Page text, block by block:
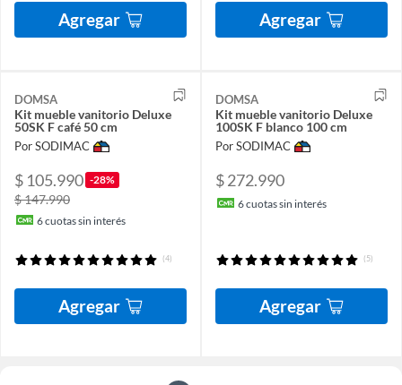
Agregar Agregar
DOMSA
Kit mueble vanitorio Deluxe
50SK F café 50 cm
Por SODIMAC
$ 105.990 -28%
$ 147.990
6cuotas sin interés
(4)
Agregar
DOMSA
Kit mueble vanitorio Deluxe
100SK F blanco 100 cm
Por SODIMAC
$ 272.990
6cuotas sin interés
(5)
Agregar